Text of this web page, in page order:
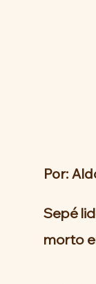
Por:
Sepé
morto